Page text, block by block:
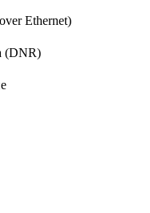
Ethernet)
(DNR)